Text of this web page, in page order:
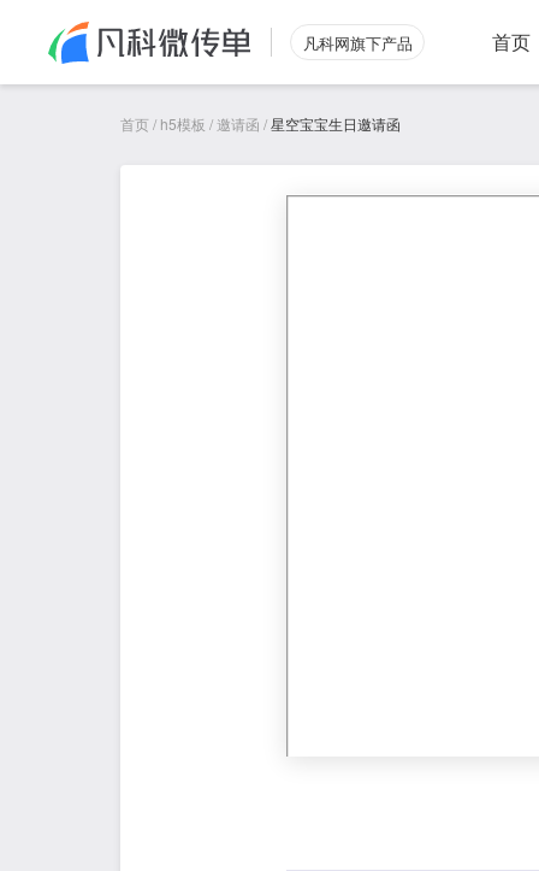
凡科网旗下产品 首页
首页/ h5模板 /邀请函 /星空宝宝生日邀请函